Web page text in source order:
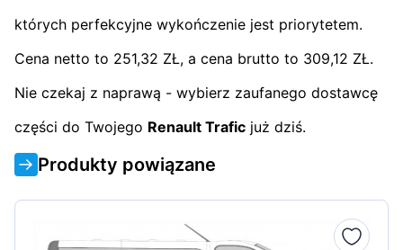
których perfekcyjne wykończenie jest priorytetem.
Cena netto to 251,32 ZŁ, a cena brutto to 309,12 ZŁ.
Nie czekaj z naprawą - wybierz zaufanego dostawcę
części do Twojego Renault Trafic już dziś.
Produkty powiązane